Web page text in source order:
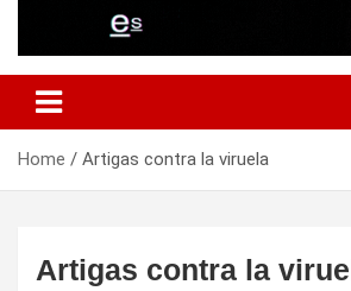
Home Artigas contra la viruela
Artigas contra la